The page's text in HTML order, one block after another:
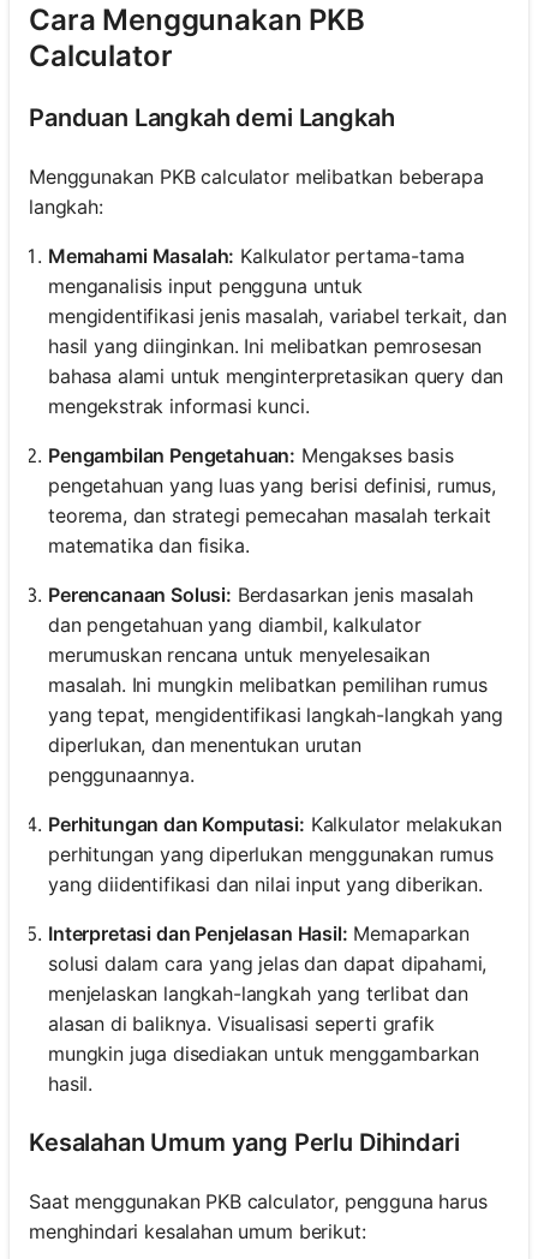
Cara Menggunakan PKB
Calculator
Panduan Langkah demi Langkah
Menggunakan PKB calculator melibatkan beberapa
langkah:
Memahami Masalah: Kalkulator pertama-tama
menganalisis input pengguna untuk
mengidentifikasi jenis masalah, variabel terkait, dan
hasil yang diinginkan. Ini melibatkan pemrosesan
bahasa alami untuk menginterpretasikan query dan
mengekstrak informasi kunci.
Pengambilan Pengetahuan: Mengakses basis
pengetahuan yang luas yang berisi definisi, rumus,
teorema, dan strategi pemecahan masalah terkait
matematika dan fisika.
Perencanaan Solusi: Berdasarkan jenis masalah
dan pengetahuan yang diambil, kalkulator
merumuskan rencana untuk menyelesaikan
masalah. Ini mungkin melibatkan pemilihan rumus
yang tepat, mengidentifikasi langkah-langkah yang
diperlukan, dan menentukan urutan
penggunaannya.
Perhitungan dan Komputasi: Kalkulator melakukan
perhitungan yang diperlukan menggunakan rumus
yang diidentifikasi dan nilai input yang diberikan.
Interpretasi dan Penjelasan Hasil: Memaparkan
solusi dalam cara yang jelas dan dapat dipahami,
menjelaskan langkah-langkah yang terlibat dan
alasan di baliknya. Visualisasi seperti grafik
mungkin juga disediakan untuk menggambarkan
hasil.
Kesalahan Umum yang Perlu Dihindari
Saat menggunakan PKB calculator, pengguna harus
menghindari kesalahan umum berikut: